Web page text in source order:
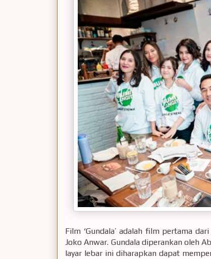
Film ‘Gundala’ adalah film pertama
Joko Anwar. Gundala diperankan oleh
layar lebar ini diharapkan dapat